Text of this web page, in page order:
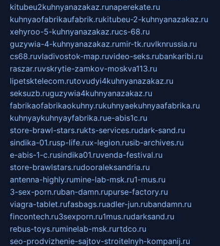
kitubeu2kuhnyanazakaz.runaperekate.ru
kuhnyaofabrikaufabrik.rukitubeu-2-kuhnyanazakaz.ru
xehyroo-5-kuhnyanazakaz.rucs-68.ru
guzywia-4-kuhnyanazakaz.rumir-tk.ruvlknrussia.ru
cs68.ruvladivostok-map.ruvideo-seks.rubankaribi.ru
raszar.ruvskrytie-zamkov-moskva113.ru
lipetsktelecom.rutovudyi4kuhnyanazakaz.ru
seksuzb.ruguzywia4kuhnyanazakaz.ru
fabrikaofabrikaokuhny.rukuhnyaekuhnyaafabrika.ru
kuhnyaykuhnyayfabrika.rue-abis1c.ru
store-brawl-stars.rukts-services.rudark-sand.ru
sindika-01.rusp-life.rux-legion.rusib-archives.ru
e-abis-1-c.rusindika01.ruvenda-festival.ru
store-brawlstars.rudooraleksandria.ru
antenna-highly.rumine-lab-msk.ru1-mus.ru
3-sex-porn.ruban-damn.rupurse-factory.ru
viagra-tablet.rufasbags.ruadler-jun.rubandamn.ru
fincontech.ru3sexporn.ru1mus.rudarksand.ru
rebus-toys.ruminelab-msk.rurtdco.ru
seo-prodvizhenie-sajtov-stroitelnyh-kompanij.ru